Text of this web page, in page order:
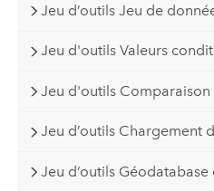
Jeu d’outils Jeu de
Jeu d'outils Valeurs
Jeu d'outils Comparaison
Jeu d’outils Chargement
Jeu d’outils